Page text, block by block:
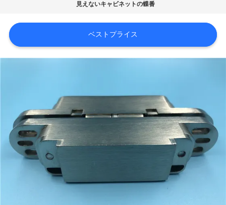
行
品
理
見えないキャビネットの蝶番
ベストプライス